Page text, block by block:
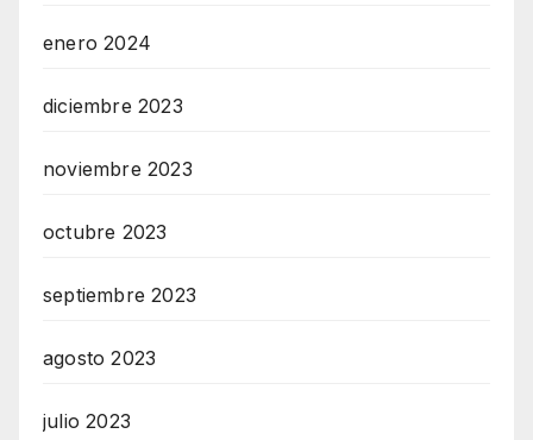
enero 2024
diciembre 2023
noviembre 2023
octubre 2023
septiembre 2023
agosto 2023
julio 2023